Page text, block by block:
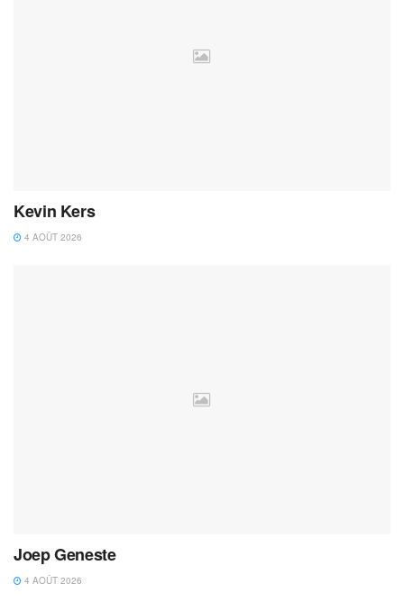
Kevin Kers
4 AOÛT 2026
Joep Geneste
4 AOÛT 2026